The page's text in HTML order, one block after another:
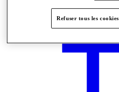
Refuser tous les cookies